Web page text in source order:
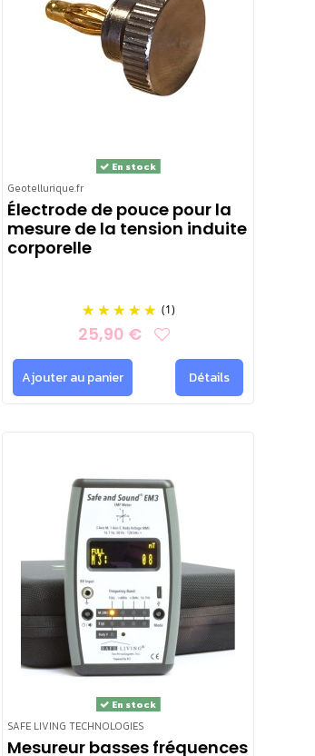
Geotellurique.fr
En stock
Électrode de pouce pour la
mesure de la tension induite
corporelle
(1)
25,90 €
Ajouter au panier Détails
SAFE LIVING TECHNOLOGIES
En stock
Mesureur basses fréquences